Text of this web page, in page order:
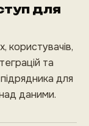
для
користувачів,
та
для
даними.